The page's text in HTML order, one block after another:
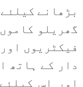
بڑھانے
گھریلو
فیکٹریوں
دار کے ہاتھ